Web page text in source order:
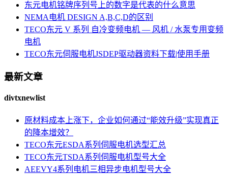
东元电机铭牌序列号上的数字是代表的什么意思
NEMA电机 DESIGN A,B,C,D的区别
TECO东元 V 系列 自冷变频电机 — 风机 / 水泵专用变频
电机
TECO东元伺服电机JSDEP驱动器资料下载|使用手册
最新文章
divtxnewlist
原材料成本上涨下，企业如何通过“能效升级”实现真正
的降本增效？
TECO东元ESDA系列伺服电机选型汇总
TECO东元TSDA系列伺服电机型号大全
AEEVY4系列电机三相异步电机型号大全